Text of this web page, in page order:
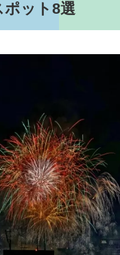
ポット8選